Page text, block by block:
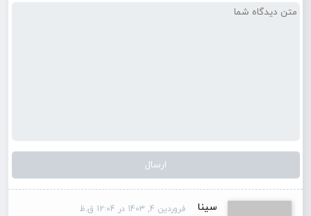
سینا فروردین 4, 1403 در 12:04 ق.ظ